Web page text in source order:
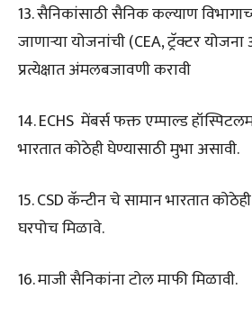
13. सैनिकांसाठी सैनिक कल्याण
जाणाऱ्या योजनांची (CEA, ट्रॅक्टर
प्रत्येक्षात अंमलबजावणी करावी
14. ECHS मेंबर्स फक्त एम्पाल्ड
भारतात कोठेही घेण्यासाठी मुभा असावी.
15. CSD कॅन्टीन चे सामान भारतात
घरपोच मिळावे.
16. माजी सैनिकांना टोल माफी मिळावी.